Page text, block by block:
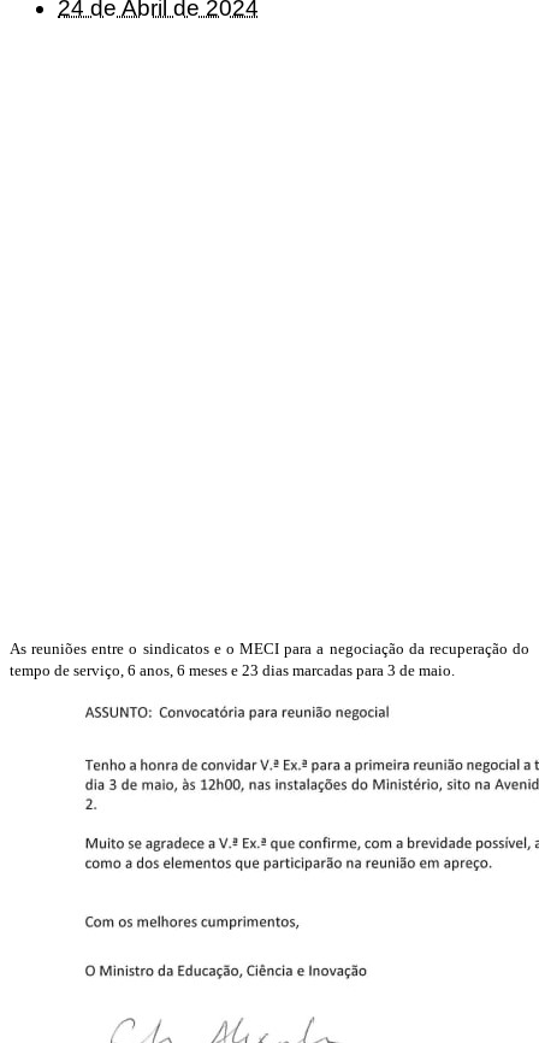
24 de Abril de 2024
As reuniões entre o sindicatos e o MECI para a negociação da recuperação do
tempo de serviço, 6 anos, 6 meses e 23 dias marcadas para 3 de maio.